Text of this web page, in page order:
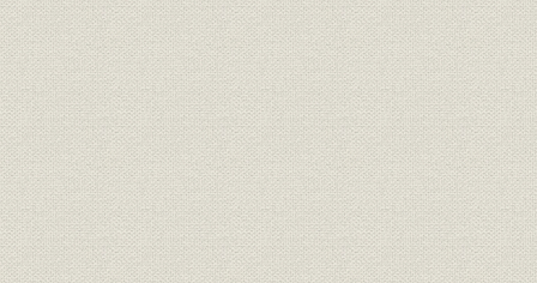
経営戦略 経営戦略の司令塔
製造工程;生産 原油の受け入れ
製造工程;生産 原油の精製
製造工程;販売 製品の出荷
技術 研究活動
情報システム 情報処理